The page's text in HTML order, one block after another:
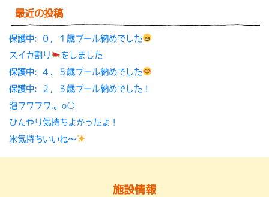
最近の投稿
保護中: ０，１歳プール納めでした
スイカ割り
をしました
保護中: ４、５歳プール納めでした
保護中: ２，３歳プール納めでした！
泡フワフワ.。o○
ひんやり気持ちよかったよ！
氷気持ちいいね〜
施設情報